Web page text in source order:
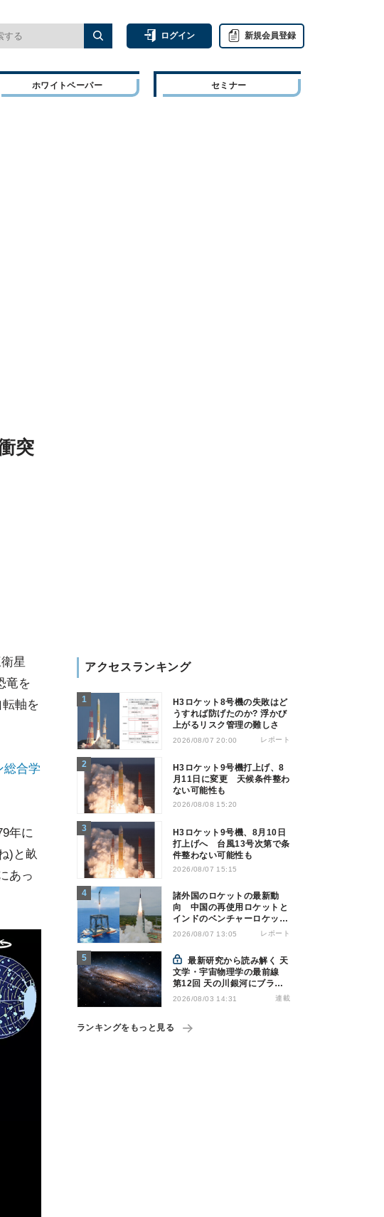
ログイン 新規会員登録
ホワイトペーパー セミナー
突
星
竜を
軸を
総合学
年に
)と畝
あっ
アクセスランキング
H3ロケット8号機の失敗はど
うすれば防げたのか? 浮かび
上がるリスク管理の難しさ
2026/08/07 20:00 レポート
H3ロケット9号機打上げ、8
月11日に変更 天候条件整わ
ない可能性も
2026/08/08 15:20
H3ロケット9号機、8月10日
打上げへ 台風13号次第で条
件整わない可能性も
2026/08/07 15:15
諸外国のロケットの最新動
向 中国の再使用ロケットと
インドのベンチャーロケット
の成功
2026/08/07 13:05 レポート
最新研究から読み解く 天
文学・宇宙物理学の最前線
第12回 天の川銀河にブラッ
クホール1億7000万個？ - 大
2026/08/03 14:31 連載
ランキングをもっと見る